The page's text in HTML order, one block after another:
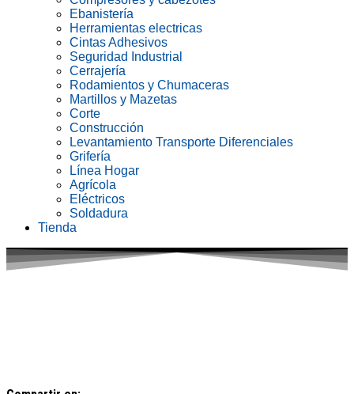
Ebanistería
Herramientas electricas
Cintas Adhesivos
Seguridad Industrial
Cerrajería
Rodamientos y Chumaceras
Martillos y Mazetas
Corte
Construcción
Levantamiento Transporte Diferenciales
Grifería
Línea Hogar
Agrícola
Eléctricos
Soldadura
Tienda